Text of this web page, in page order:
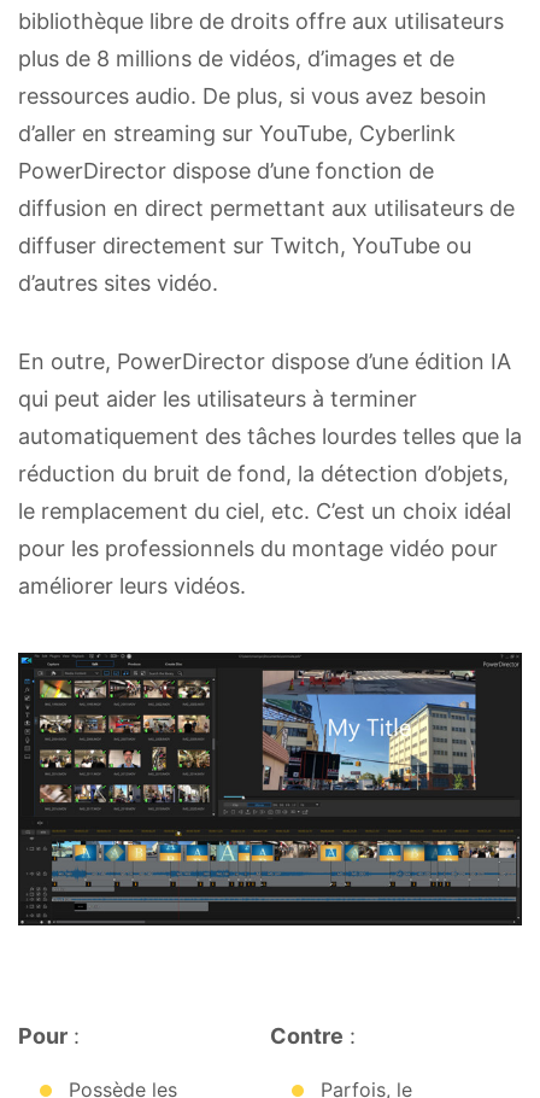
bibliothèque libre de droits offre aux utilisateurs
plus de 8 millions de vidéos, d’images et de
ressources audio. De plus, si vous avez besoin
d’aller en streaming sur YouTube, Cyberlink
PowerDirector dispose d’une fonction de
diffusion en direct permettant aux utilisateurs de
diffuser directement sur Twitch, YouTube ou
d’autres sites vidéo.
En outre, PowerDirector dispose d’une édition IA
qui peut aider les utilisateurs à terminer
automatiquement des tâches lourdes telles que la
réduction du bruit de fond, la détection d’objets,
le remplacement du ciel, etc. C’est un choix idéal
pour les professionnels du montage vidéo pour
améliorer leurs vidéos.
Pour :
Possède les
Contre :
Parfois, le